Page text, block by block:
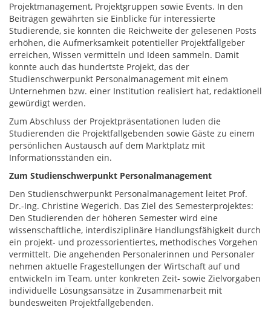
Projektmanagement, Projektgruppen sowie Events. In den
Beiträgen gewährten sie Einblicke für interessierte
Studierende, sie konnten die Reichweite der gelesenen Posts
erhöhen, die Aufmerksamkeit potentieller Projektfallgeber
erreichen, Wissen vermitteln und Ideen sammeln. Damit
konnte auch das hundertste Projekt, das der
Studienschwerpunkt Personalmanagement mit einem
Unternehmen bzw. einer Institution realisiert hat, redaktionell
gewürdigt werden.
Zum Abschluss der Projektpräsentationen luden die
Studierenden die Projektfallgebenden sowie Gäste zu einem
persönlichen Austausch auf dem Marktplatz mit
Informationsständen ein.
Zum Studienschwerpunkt Personalmanagement
Den Studienschwerpunkt Personalmanagement leitet Prof.
Dr.-Ing. Christine Wegerich. Das Ziel des Semesterprojektes:
Den Studierenden der höheren Semester wird eine
wissenschaftliche, interdisziplinäre Handlungsfähigkeit durch
ein projekt- und prozessorientiertes, methodisches Vorgehen
vermittelt. Die angehenden Personalerinnen und Personaler
nehmen aktuelle Fragestellungen der Wirtschaft auf und
entwickeln im Team, unter konkreten Zeit- sowie Zielvorgaben
individuelle Lösungsansätze in Zusammenarbeit mit
bundesweiten Projektfallgebenden.